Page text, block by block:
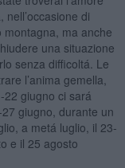
di
ma anche
una situazione
senza difficoltá. Le
l’anima gemella,
22 giugno ci sará
giugno, durante un
a metá luglio, il 23-
e il 25 agosto